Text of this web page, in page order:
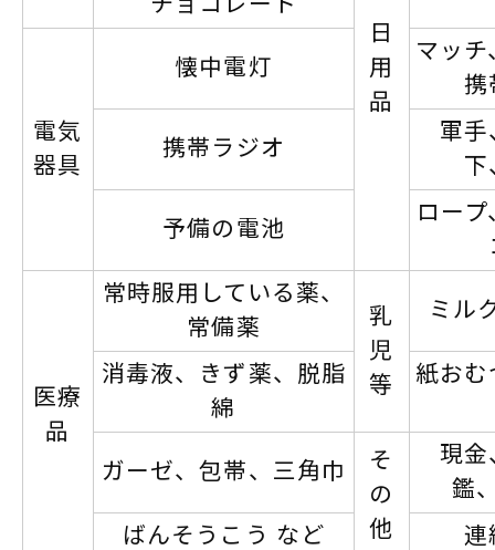
日
用
品
電気
器具
懐中電灯
マッ
携
携帯ラジオ
軍手
下
予備の電池
ロー
医療
品
常時服用している薬、
常備薬
乳
児
等
ミル
消毒液、きず薬、脱脂
綿
紙お
ガーゼ、包帯、三角巾
そ
の
他
現金
鑑
ばんそうこう など
連